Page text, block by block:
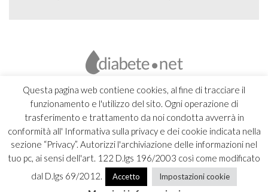
Questa pagina web contiene cookies, al fine di tracciare il
funzionamento e l'utilizzo del sito. Ogni operazione di
trasferimento e trattamento da noi condotta avverrà in
conformità all' Informativa sulla privacy e dei cookie indicata nella
sezione “Privacy”. Autorizzi l'archiviazione delle informazioni nel
tuo pc, ai sensi dell'art. 122 D.lgs 196/2003 così come modificato
dal D.lgs 69/2012.
Accetto Impostazioni cookie
Copyright 2026 Ascensia Diabetes Care Italy srl |Credits